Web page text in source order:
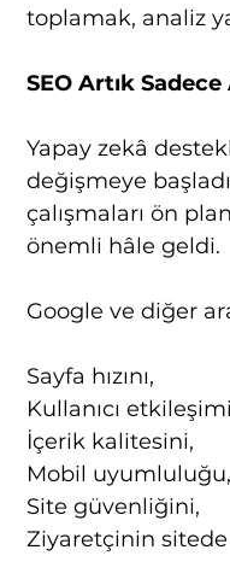
toplamak, analiz
SEO Artık
Yapay zekâ
değişmeye
çalışmaları ön
önemli hâle geldi.
Google ve diğer
Sayfa hızını,
Kullanıcı
İçerik kalitesini,
Mobil uyumluluğu,
Site güvenliğini,
Ziyaretçinin